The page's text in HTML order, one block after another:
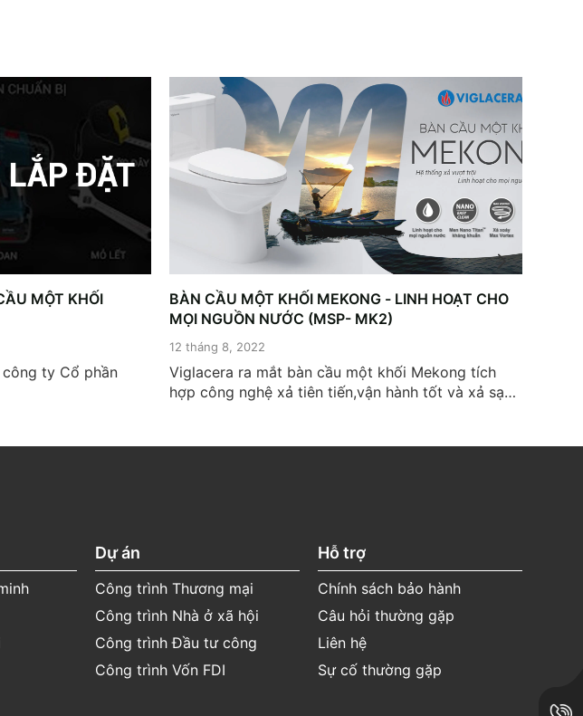
MỘT KHỐI
ty Cổ phần
BÀN CẦU MỘT KHỐI MEKONG - LINH HOẠT CHO
MỌI NGUỒN NƯỚC (MSP- MK2)
12 tháng 8, 2022
Viglacera ra mắt bàn cầu một khối Mekong tích
hợp công nghệ xả tiên tiến,vận hành tốt và xả sạch
sạch nhanh, bất chấp mọi điều kiện nguồn nước 🔹
ngừa
Dự án
Công trình Thương mại
Công trình Nhà ở xã hội
Công trình Đầu tư công
Công trình Vốn FDI
Hỗ trợ
Chính sách bảo hành
Câu hỏi thường gặp
Liên hệ
Sự cố thường gặp